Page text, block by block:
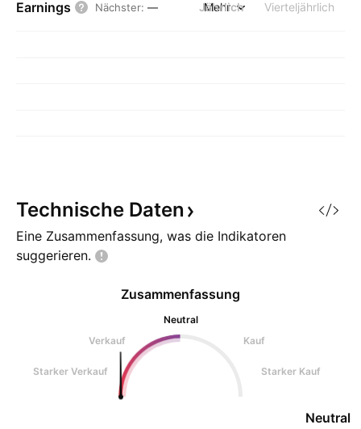
Earnings Nächster: — Jährlich Vierteljährlich
Mehr
Technische Daten
Eine Zusammenfassung, was die Indikatoren
suggerieren.
Zusammenfassung
Neutral
Verkauf
Kauf
Starker Verkauf Starker Kauf
Neutral